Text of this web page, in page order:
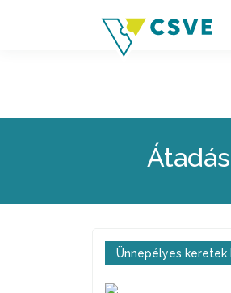
Ünnepélyes keretek